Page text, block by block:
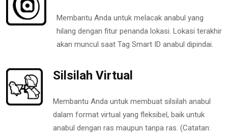
Membantu Anda untuk melacak anabul yang
hilang dengan fitur penanda lokasi. Lokasi terakhir
akan muncul saat Tag Smart ID anabul dipindai.
Silsilah Virtual
Membantu Anda untuk membuat silsilah anabul
dalam format virtual yang fleksibel, baik untuk
anabul dengan ras maupun tanpa ras. (Catatan: